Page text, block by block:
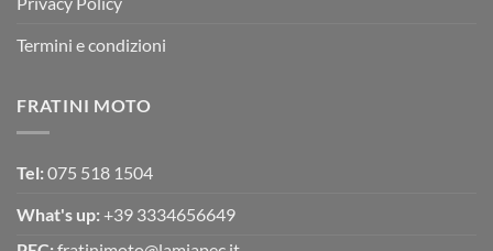
Termini e condizioni
FRATINI MOTO
Tel: 075 518 1504
What's up: +39 3334656649